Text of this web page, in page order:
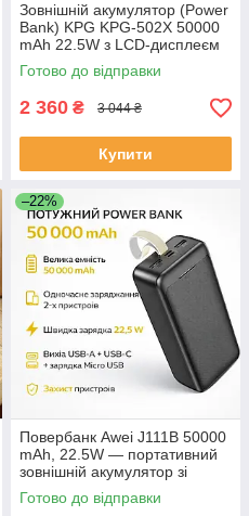
Зовнішній акумулятор (Power
Bank) KPG KPG-502X 50000
mAh 22.5W з LCD-дисплеєм
ЕКОБОКС
Готово до відправки
2 360 ₴ 3 044 ₴
Купити
–22%
Повербанк Awei J111B 50000
mAh, 22.5W — портативний
зовнішній акумулятор зі
швидким заряджанням, 3
виходи, Li-Pol, чорний
Готово до відправки